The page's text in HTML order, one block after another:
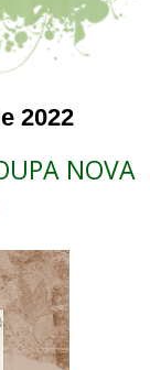
2022
NOVA